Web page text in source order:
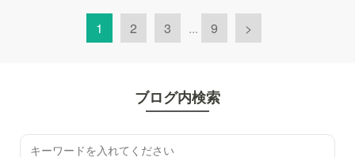
1 2 3 ... 9 >
ブログ内検索